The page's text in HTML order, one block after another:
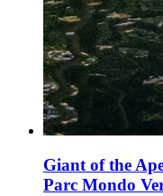
Giant of the
Parc Mondo